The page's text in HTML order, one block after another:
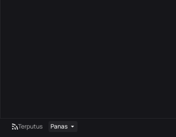
Terputus Panas